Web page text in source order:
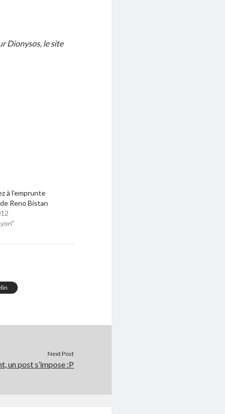
Dionysos, le site
à l’emprunte
Reno Bistan
Next Post
un post s’impose :P